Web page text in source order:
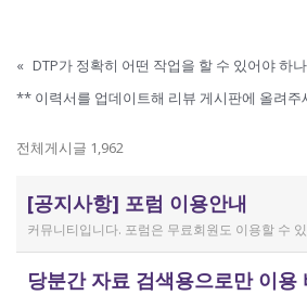
« DTP가 정확히 어떤 작업을 할 수 있어야 하
** 이력서를 업데이트해 리뷰 게시판에 올려주
전체게시글 1,962
[공지사항] 포럼 이용안내
당분간 자료 검색용으로만 이용